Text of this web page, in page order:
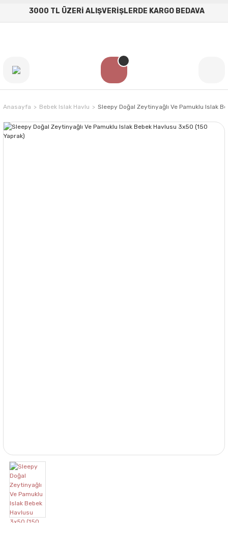
3000 TL ÜZERİ ALIŞVERİŞLERDE KARGO BEDAVA
Anasayfa Bebek Islak Havlu Sleepy Doğal Zeytinyağlı Ve Pamuklu Islak